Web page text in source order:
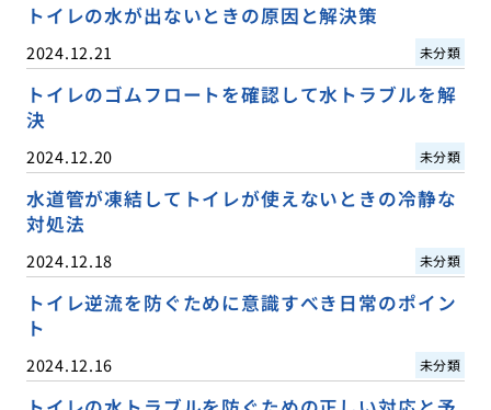
トイレの水が出ないときの原因と解決策
2024.12.21 未分類
トイレのゴムフロートを確認して水トラブルを解
決
2024.12.20 未分類
水道管が凍結してトイレが使えないときの冷静な
対処法
2024.12.18 未分類
トイレ逆流を防ぐために意識すべき日常のポイン
ト
2024.12.16 未分類